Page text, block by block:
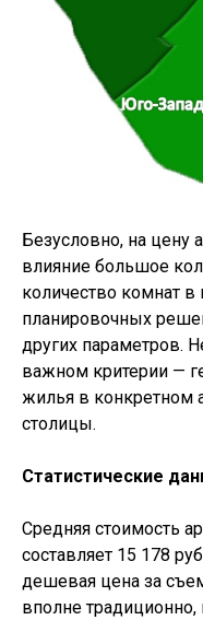
Безусловно, на
влияние большое
количество комнат в
планировочных
других параметров.
важном критерии —
жилья в конкретном
столицы.
Статистические
Средняя стоимость
составляет 15 178
дешевая цена за
вполне